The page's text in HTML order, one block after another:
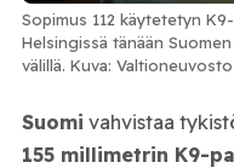
Sopimus 112 käytetetyn
Helsingissä tänään
välillä. Kuva: Valtioneuvosto
Suomi vahvistaa
155 millimetrin K9-